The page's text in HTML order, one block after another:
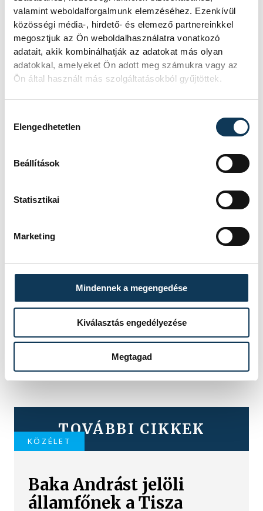
valamint weboldalforgalmunk elemzéséhez. Ezenkívül
közösségi média-, hirdető- és elemező partnereinkkel
megosztjuk az Ön weboldalhasználatra vonatkozó
adatait, akik kombinálhatják az adatokat más olyan
adatokkal, amelyeket Ön adott meg számukra vagy az
Ön által használt más szolgáltatásokból gyűjtöttek.
Elengedhetetlen
Beállítások
Statisztikai
Marketing
Mindennek a megengedése
Kiválasztás engedélyezése
Megtagad
TOVÁBBI CIKKEK
KÖZÉLET
Baka Andrást jelöli
államfőnek a Tisza